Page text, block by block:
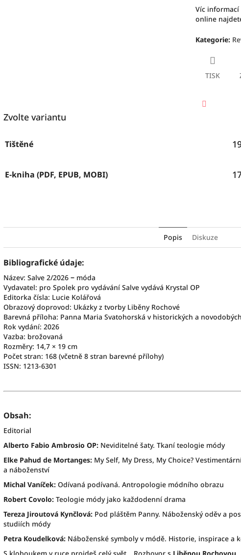
Víc informací
online
Kategorie:
TISK
Zvolte variantu
Tištěné
E-kniha (PDF, EPUB, MOBI)
Popis Diskuze
Bibliografické údaje:
Název: Salve 2/2026 ‒móda
Vydavatel: pro Spolek pro vydávání Salve vydává Krystal OP
Editorka čísla: Lucie Kolářová
Obrazový doprovod: Ukázky z tvorby Liběny Rochové
Barevná příloha: Panna Maria Svatohorská v historických a
Rok vydání: 2026
Vazba: brožovaná
Rozměry: 14,7 × 19 cm
Počet stran: 168 (včetně 8 stran barevné přílohy)
ISSN: 1213-6301
Obsah:
Editorial
Alberto Fabio Ambrosio OP: Neviditelné šaty. Tkaní teologie módy
Elke Pahud de Mortanges: My Self, My Dress, My Choice?
a náboženství
Michal Vaníček: Odívaná podívaná. Antropologie módního obrazu
Robert Covolo: Teologie módy jako každodenní drama
Tereza Jiroutová Kynčlová: Pod pláštěm Panny. Náboženský oděv a
studiích módy
Petra Koudelková: Náboženské symboly v módě. Historie, inspirace a